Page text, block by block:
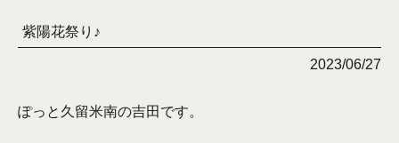
紫陽花祭り♪
2023/06/27
ぽっと久留米南の吉田です。